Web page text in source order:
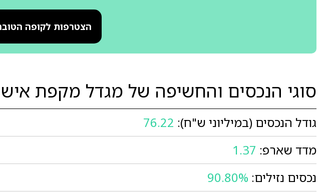
הצטרפות לקופה
סוגי הנכסים והחשיפה של מגדל מקפת
גודל הנכסים (במיליוני ש"ח): 76.22
מדד שארפ: 1.37
נכסים נזילים: 90.80%